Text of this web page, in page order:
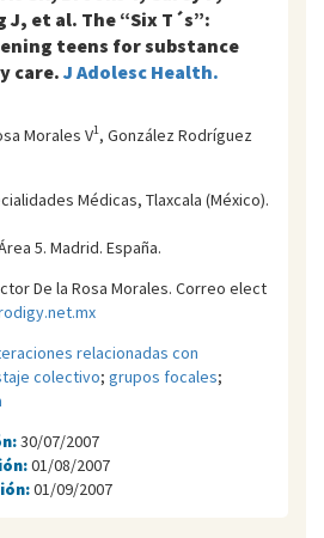
J, et al. The “Six T´s”:
teens for substance
care. J Adolesc Health.
Morales V1, González Rodríguez
Médicas, Tlaxcala (México).
5. Madrid. España.
De la Rosa Morales. Correo elect
relacionadas con
colectivo; grupos focales;
30/07/2007
01/08/2007
01/09/2007